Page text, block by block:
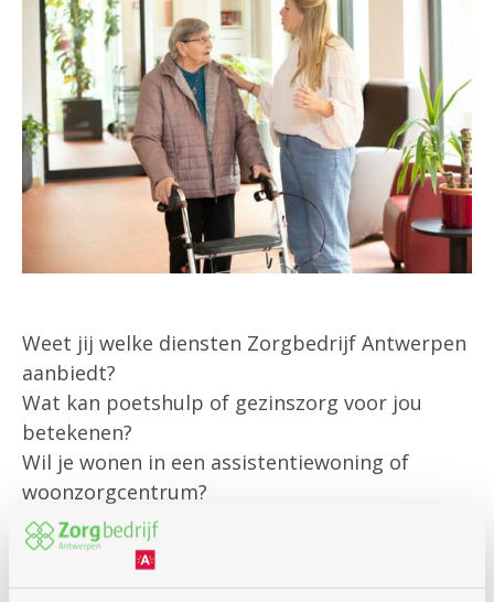
Weet jij welke diensten Zorgbedrijf Antwerpen
aanbiedt?
Wat kan poetshulp of gezinszorg voor jou
betekenen?
Wil je wonen in een assistentiewoning of
woonzorgcentrum?
Of heb je een andere vraag?
Onze klantenbegeleider is er om jou